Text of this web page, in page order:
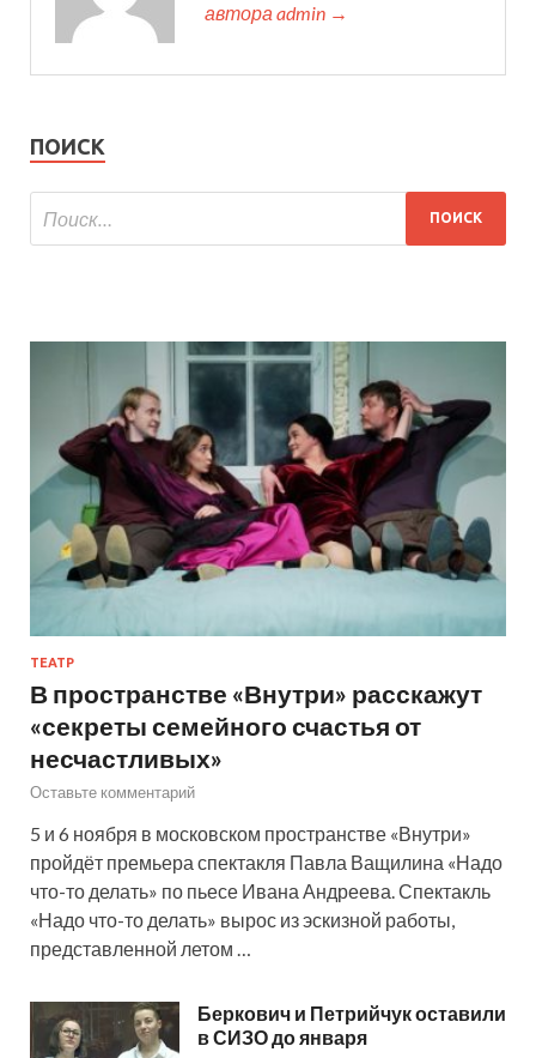
автора admin →
ПОИСК
ТЕАТР
В пространстве «Внутри» расскажут
«секреты семейного счастья от
несчастливых»
Оставьте комментарий
5 и 6 ноября в московском пространстве «Внутри»
пройдёт премьера спектакля Павла Ващилина «Надо
что-то делать» по пьесе Ивана Андреева. Спектакль
«Надо что-то делать» вырос из эскизной работы,
представленной летом …
Беркович и Петрийчук оставили
в СИЗО до января